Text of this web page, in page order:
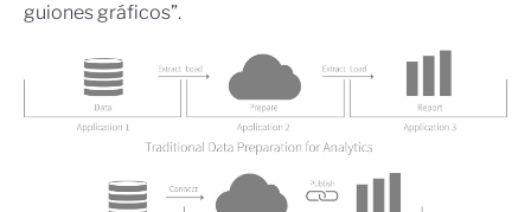
guiones gráficos”.